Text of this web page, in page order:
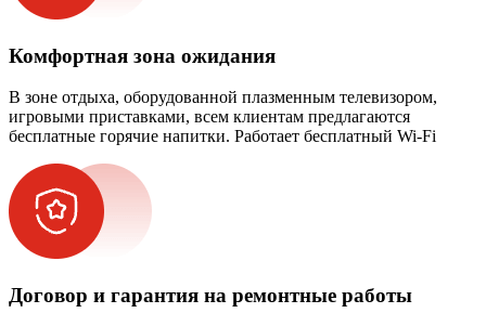
Комфортная зона ожидания
В зоне отдыха, оборудованной плазменным телевизором,
игровыми приставками, всем клиентам предлагаются
бесплатные горячие напитки. Работает бесплатный Wi-Fi
Договор и гарантия на ремонтные работы